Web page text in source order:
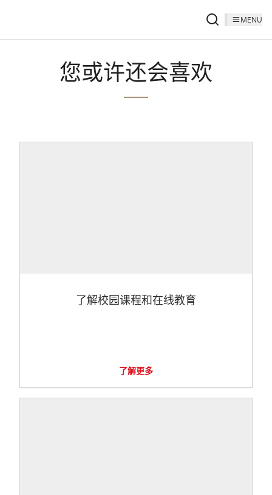
MENU
您或许还会喜欢
了解校园课程和在线教育
了解更多